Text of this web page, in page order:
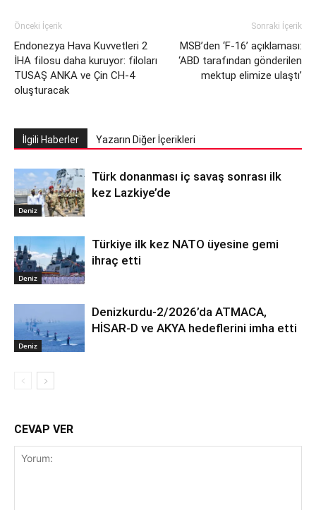
Önceki İçerik
Endonezya Hava Kuvvetleri 2
İHA filosu daha kuruyor: filoları
TUSAŞ ANKA ve Çin CH-4
oluşturacak
Sonraki İçerik
MSB’den ‘F-16’ açıklaması:
‘ABD tarafından gönderilen
mektup elimize ulaştı’
İlgili Haberler Yazarın Diğer İçerikleri
Deniz
Türk donanması iç savaş sonrası ilk
kez Lazkiye’de
Deniz
Türkiye ilk kez NATO üyesine gemi
ihraç etti
Deniz
Denizkurdu-2/2026’da ATMACA,
HİSAR-D ve AKYA hedeflerini imha etti
CEVAP VER